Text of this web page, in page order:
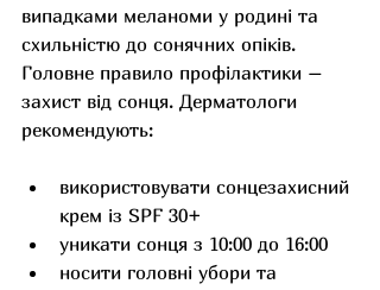
випадками меланоми у родині та
схильністю до сонячних опіків.
Головне правило профілактики –
захист від сонця. Дерматологи
рекомендують:
використовувати сонцезахисний
крем із SPF 30+
уникати сонця з 10:00 до 16:00
носити головні убори та